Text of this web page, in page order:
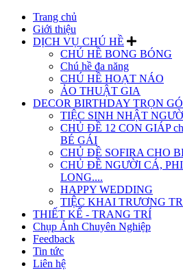
Trang chủ
Giới thiệu
DỊCH VỤ CHÚ HỀ
CHÚ HỀ BONG BÓNG
Chú hề đa năng
CHÚ HỀ HOẠT NÁO
ẢO THUẬT GIA
DECOR BIRTHDAY TRỌN
TIỆC SINH NHẬT
CHỦ ĐỀ 12 CON GIÁP
BÉ GÁI
CHỦ ĐỀ SOFIRA CHO
CHỦ ĐỀ NGƯỜI CÁ,
LONG....
HAPPY WEDDING
TIỆC KHAI TRƯƠNG
THIẾT KẾ - TRANG TRÍ
Chụp Ảnh Chuyên Nghiệp
Feedback
Tin tức
Liên hệ